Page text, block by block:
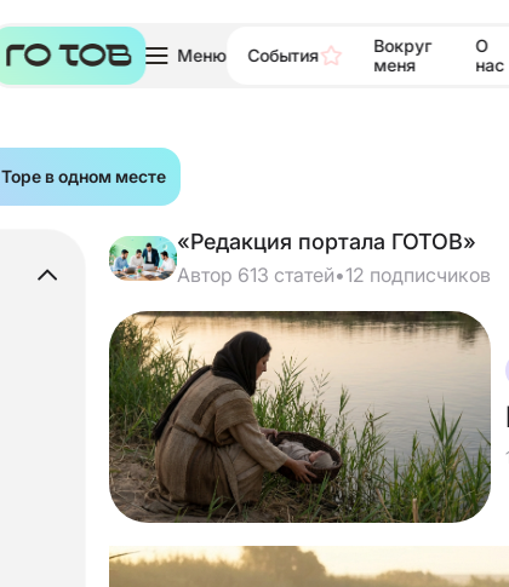
Меню События
Вокруг
меня
О
нас
в одном месте
«Редакция портала ГОТОВ»
Автор 613 статей•12 подписчиков